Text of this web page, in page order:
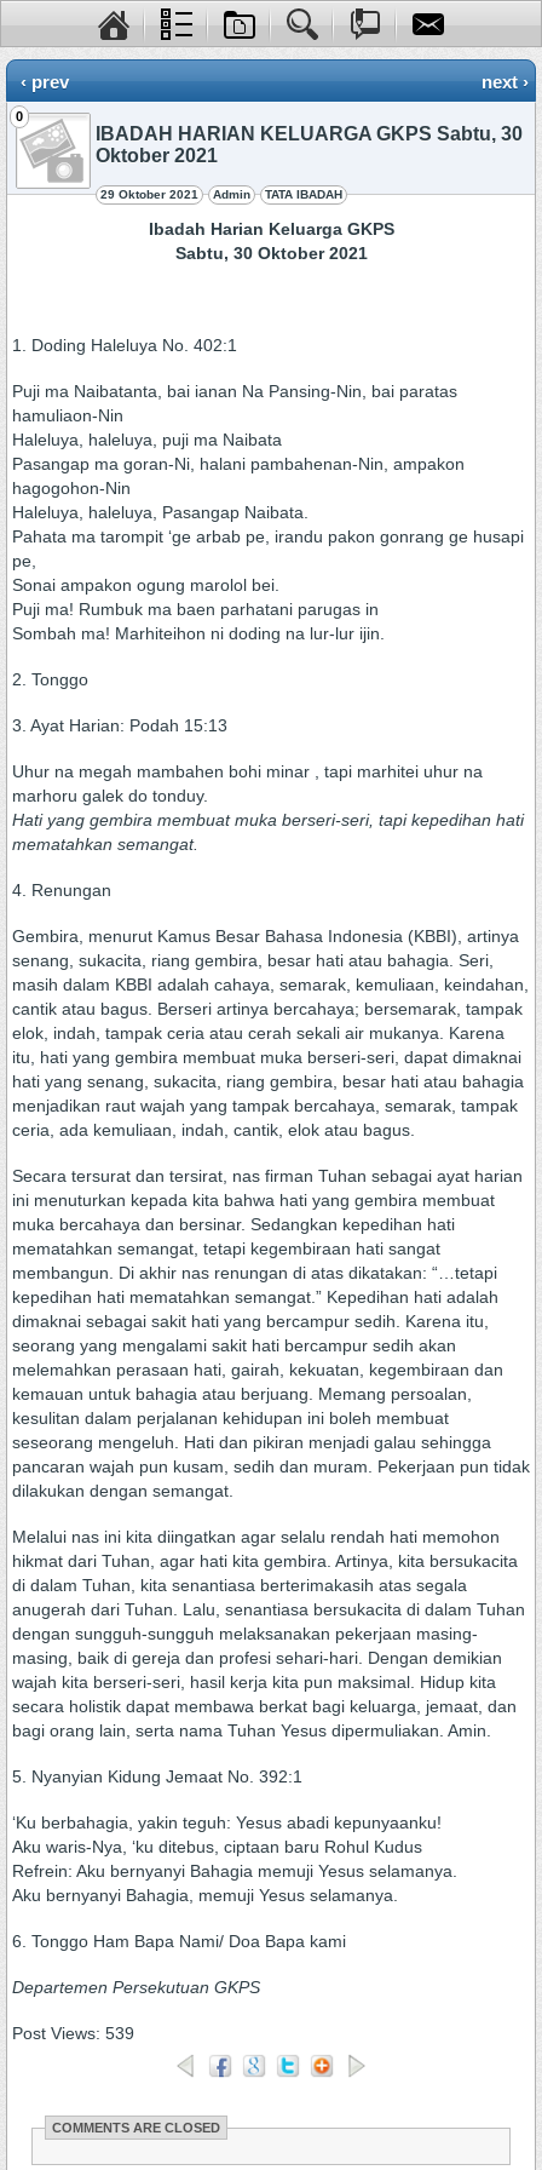
‹ prev next ›
0
IBADAH HARIAN KELUARGA GKPS Sabtu, 30
Oktober 2021
29 Oktober 2021 Admin TATA IBADAH
Ibadah Harian Keluarga GKPS
Sabtu, 30 Oktober 2021
1. Doding Haleluya No. 402:1
Puji ma Naibatanta, bai ianan Na Pansing-Nin, bai paratas
hamuliaon-Nin
Haleluya, haleluya, puji ma Naibata
Pasangap ma goran-Ni, halani pambahenan-Nin, ampakon
hagogohon-Nin
Haleluya, haleluya, Pasangap Naibata.
Pahata ma tarompit ‘ge arbab pe, irandu pakon gonrang ge husapi
pe,
Sonai ampakon ogung marolol bei.
Puji ma! Rumbuk ma baen parhatani parugas in
Sombah ma! Marhiteihon ni doding na lur-lur ijin.
2. Tonggo
3. Ayat Harian: Podah 15:13
Uhur na megah mambahen bohi minar , tapi marhitei uhur na
marhoru galek do tonduy.
Hati yang gembira membuat muka berseri-seri, tapi kepedihan hati
mematahkan semangat.
4. Renungan
Gembira, menurut Kamus Besar Bahasa Indonesia (KBBI), artinya
senang, sukacita, riang gembira, besar hati atau bahagia. Seri,
masih dalam KBBI adalah cahaya, semarak, kemuliaan, keindahan,
cantik atau bagus. Berseri artinya bercahaya; bersemarak, tampak
elok, indah, tampak ceria atau cerah sekali air mukanya. Karena
itu, hati yang gembira membuat muka berseri-seri, dapat dimaknai
hati yang senang, sukacita, riang gembira, besar hati atau bahagia
menjadikan raut wajah yang tampak bercahaya, semarak, tampak
ceria, ada kemuliaan, indah, cantik, elok atau bagus.
Secara tersurat dan tersirat, nas firman Tuhan sebagai ayat harian
ini menuturkan kepada kita bahwa hati yang gembira membuat
muka bercahaya dan bersinar. Sedangkan kepedihan hati
mematahkan semangat, tetapi kegembiraan hati sangat
membangun. Di akhir nas renungan di atas dikatakan: “…tetapi
kepedihan hati mematahkan semangat.” Kepedihan hati adalah
dimaknai sebagai sakit hati yang bercampur sedih. Karena itu,
seorang yang mengalami sakit hati bercampur sedih akan
melemahkan perasaan hati, gairah, kekuatan, kegembiraan dan
kemauan untuk bahagia atau berjuang. Memang persoalan,
kesulitan dalam perjalanan kehidupan ini boleh membuat
seseorang mengeluh. Hati dan pikiran menjadi galau sehingga
pancaran wajah pun kusam, sedih dan muram. Pekerjaan pun tidak
dilakukan dengan semangat.
Melalui nas ini kita diingatkan agar selalu rendah hati memohon
hikmat dari Tuhan, agar hati kita gembira. Artinya, kita bersukacita
di dalam Tuhan, kita senantiasa berterimakasih atas segala
anugerah dari Tuhan. Lalu, senantiasa bersukacita di dalam Tuhan
dengan sungguh-sungguh melaksanakan pekerjaan masing-
masing, baik di gereja dan profesi sehari-hari. Dengan demikian
wajah kita berseri-seri, hasil kerja kita pun maksimal. Hidup kita
secara holistik dapat membawa berkat bagi keluarga, jemaat, dan
bagi orang lain, serta nama Tuhan Yesus dipermuliakan. Amin.
5. Nyanyian Kidung Jemaat No. 392:1
‘Ku berbahagia, yakin teguh: Yesus abadi kepunyaanku!
Aku waris-Nya, ‘ku ditebus, ciptaan baru Rohul Kudus
Refrein: Aku bernyanyi Bahagia memuji Yesus selamanya.
Aku bernyanyi Bahagia, memuji Yesus selamanya.
6. Tonggo Ham Bapa Nami/ Doa Bapa kami
Departemen Persekutuan GKPS
Post Views: 539
COMMENTS ARE CLOSED